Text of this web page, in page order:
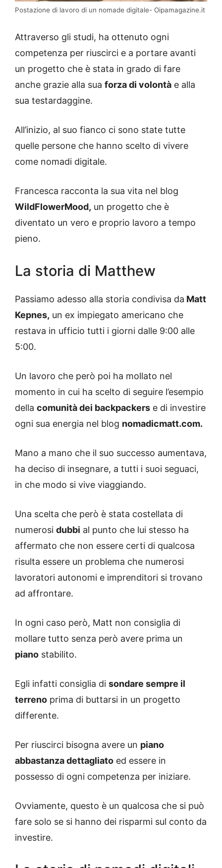
Postazione di lavoro di un nomade digitale- Oipamagazine.it
Attraverso gli studi, ha ottenuto ogni
competenza per riuscirci e a portare avanti
un progetto che è stata in grado di fare
anche grazie alla sua forza di volontà e alla
sua testardaggine.
All’inizio, al suo fianco ci sono state tutte
quelle persone che hanno scelto di vivere
come nomadi digitale.
Francesca racconta la sua vita nel blog
WildFlowerMood, un progetto che è
diventato un vero e proprio lavoro a tempo
pieno.
La storia di Matthew
Passiamo adesso alla storia condivisa da Matt
Kepnes, un ex impiegato americano che
restava in ufficio tutti i giorni dalle 9:00 alle
5:00.
Un lavoro che però poi ha mollato nel
momento in cui ha scelto di seguire l’esempio
della comunità dei backpackers e di investire
ogni sua energia nel blog nomadicmatt.com.
Mano a mano che il suo successo aumentava,
ha deciso di insegnare, a tutti i suoi seguaci,
in che modo si vive viaggiando.
Una scelta che però è stata costellata di
numerosi dubbi al punto che lui stesso ha
affermato che non essere certi di qualcosa
risulta essere un problema che numerosi
lavoratori autonomi e imprenditori si trovano
ad affrontare.
In ogni caso però, Matt non consiglia di
mollare tutto senza però avere prima un
piano stabilito.
Egli infatti consiglia di sondare sempre il
terreno prima di buttarsi in un progetto
differente.
Per riuscirci bisogna avere un piano
abbastanza dettagliato ed essere in
possesso di ogni competenza per iniziare.
Ovviamente, questo è un qualcosa che si può
fare solo se si hanno dei risparmi sul conto da
investire.